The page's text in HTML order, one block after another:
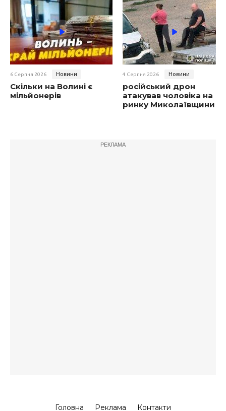
6 Серпня 2026 Новини
Скільки на Волині є
мільйонерів
4 Серпня 2026 Новини
російський дрон
атакував чоловіка на
ринку Миколаївщини
РЕКЛАМА
Головна Реклама Контакти